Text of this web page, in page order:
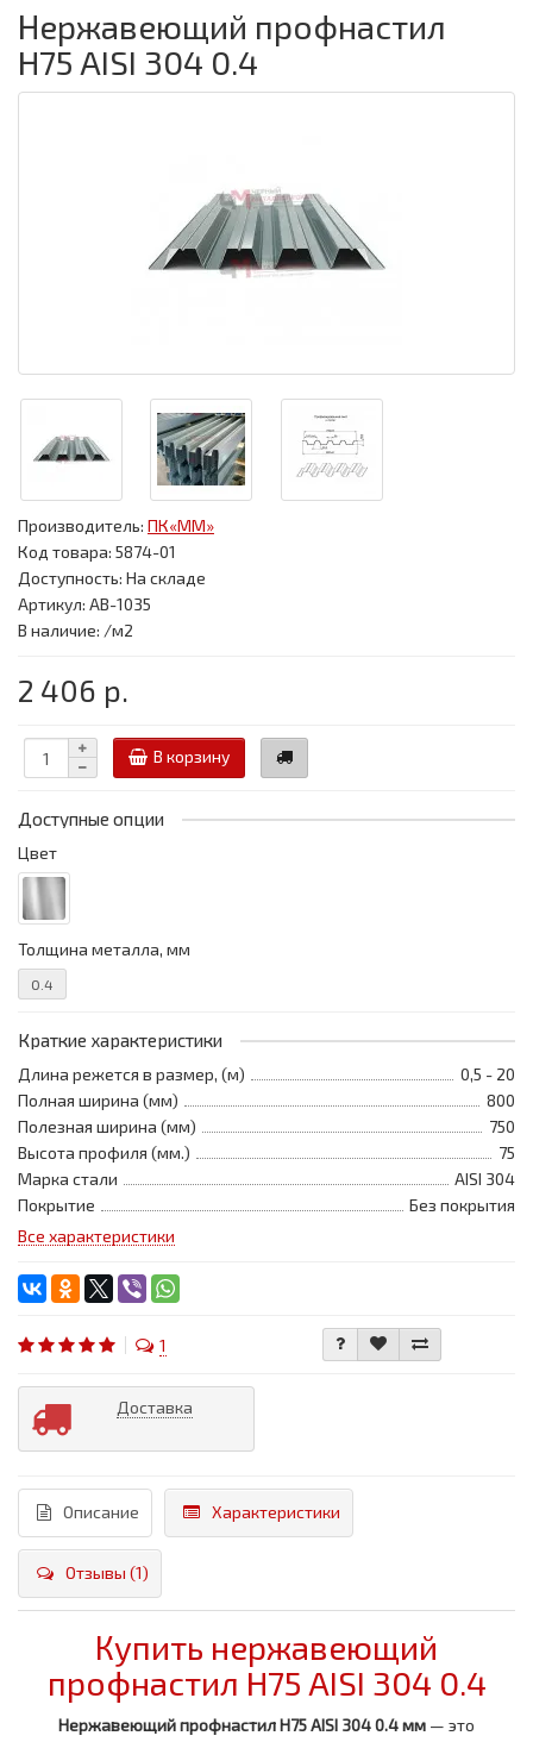
Нержавеющий профнастил
H75 AISI 304 0.4
Производитель: ПК«ММ»
Код товара: 5874-01
Доступность: На складе
Артикул: АВ-1035
В наличие: /м2
2 406 р.
В корзину
Доступные опции
Цвет
Толщина металла, мм
0.4
Краткие характеристики
Длина режется в размер, (м)
0,5 - 20
Полная ширина (мм)
800
Полезная ширина (мм)
750
Высота профиля (мм.)
75
Марка стали
AISI 304
Покрытие
Без покрытия
Все характеристики
1
Доставка
Описание Характеристики
Отзывы (1)
Купить нержавеющий
профнастил H75 AISI 304 0.4
Нержавеющий профнастил H75 AISI 304 0.4 мм — это